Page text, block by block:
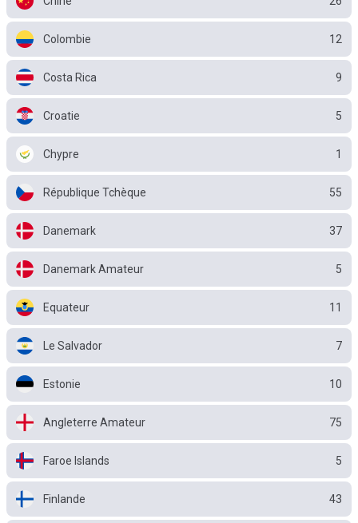
Colombie 12
Costa Rica 9
Croatie 5
Chypre 1
République Tchèque 55
Danemark 37
Danemark Amateur 5
Equateur 11
Le Salvador 7
Estonie 10
Angleterre Amateur 75
Faroe Islands 5
Finlande 43